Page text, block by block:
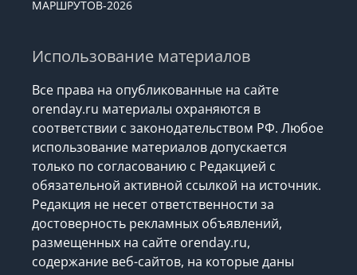
МАРШРУТОВ-2026
Использование материалов
Все права на опубликованные на сайте
orenday.ru материалы охраняются в
соответствии с законодательством РФ. Любое
использование материалов допускается
только по согласованию с Редакцией с
обязательной активной ссылкой на источник.
Редакция не несет ответственности за
достоверность рекламных объявлений,
размещенных на сайте orenday.ru,
содержание веб-сайтов, на которые даны